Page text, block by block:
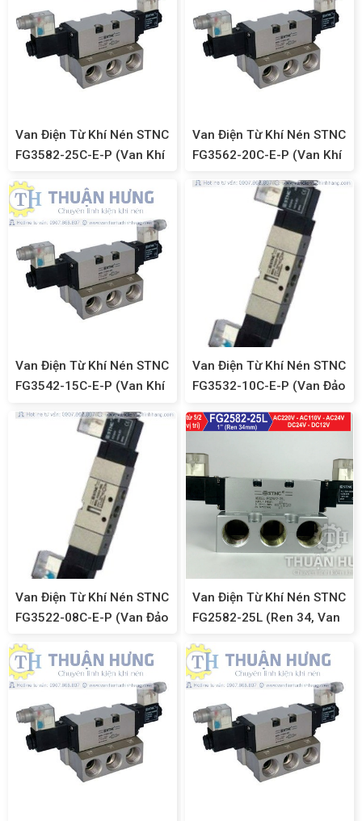
Van Điện Từ Khí Nén STNC
FG3582-25C-E-P (Van Khí
Van Điện Từ Khí Nén STNC
FG3562-20C-E-P (Van Khí
Van Điện Từ Khí Nén STNC
FG3542-15C-E-P (Van Khí
Van Điện Từ Khí Nén STNC
FG3532-10C-E-P (Van Đảo
Van Điện Từ Khí Nén STNC
FG3522-08C-E-P (Van Đảo
Van Điện Từ Khí Nén STNC
FG2582-25L (Ren 34, Van